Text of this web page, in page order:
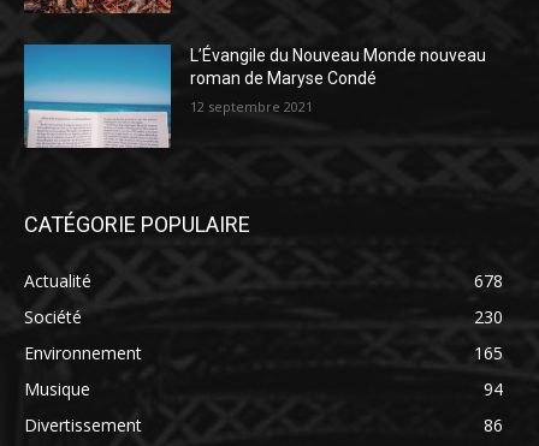
L’Évangile du Nouveau Monde nouveau
roman de Maryse Condé
12 septembre 2021
CATÉGORIE POPULAIRE
Actualité
678
Société
230
Environnement
165
Musique
94
Divertissement
86